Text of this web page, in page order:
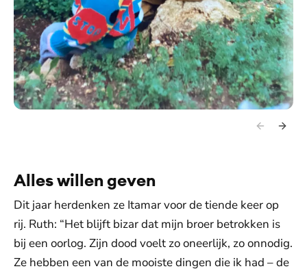
Alles willen geven
Dit jaar herdenken ze Itamar voor de tiende keer op
rij. Ruth: “Het blijft bizar dat mijn broer betrokken is
bij een oorlog. Zijn dood voelt zo oneerlijk, zo onnodig.
Ze hebben een van de mooiste dingen die ik had – de